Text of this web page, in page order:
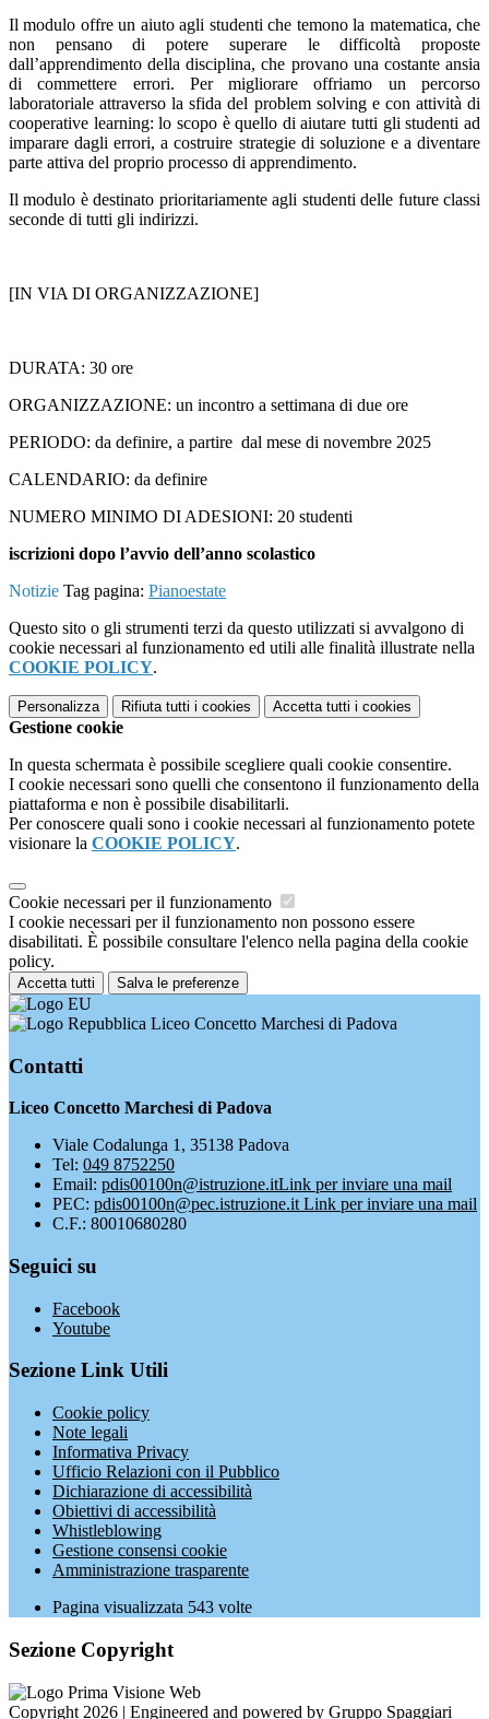
Il modulo offre un aiuto agli studenti che temono la matematica, che
non pensano di potere superare le difficoltà proposte
dall’apprendimento della disciplina, che provano una costante ansia
di commettere errori. Per migliorare offriamo un percorso
laboratoriale attraverso la sfida del problem solving e con attività di
cooperative learning: lo scopo è quello di aiutare tutti gli studenti ad
imparare dagli errori, a costruire strategie di soluzione e a diventare
parte attiva del proprio processo di apprendimento.
Il modulo è destinato prioritariamente agli studenti delle future classi
seconde di tutti gli indirizzi.
[IN VIA DI ORGANIZZAZIONE]
DURATA: 30 ore
ORGANIZZAZIONE: un incontro a settimana di due ore
PERIODO: da definire, a partire dal mese di novembre 2025
CALENDARIO: da definire
NUMERO MINIMO DI ADESIONI: 20 studenti
iscrizioni dopo l’avvio dell’anno scolastico
Notizie Tag pagina: Pianoestate
Questo sito o gli strumenti terzi da questo utilizzati si avvalgono di
cookie necessari al funzionamento ed utili alle finalità illustrate nella
COOKIE POLICY.
Personalizza Rifiuta tutti i cookies Accetta tutti i cookies
Gestione cookie
In questa schermata è possibile scegliere quali cookie consentire.
I cookie necessari sono quelli che consentono il funzionamento della
piattaforma e non è possibile disabilitarli.
Per conoscere quali sono i cookie necessari al funzionamento potete
visionare la COOKIE POLICY.
Cookie necessari per il funzionamento
I cookie necessari per il funzionamento non possono essere
disabilitati. È possibile consultare l'elenco nella pagina della cookie
policy.
Accetta tutti Salva le preferenze
Liceo Concetto Marchesi di Padova
Contatti
Liceo Concetto Marchesi di Padova
Viale Codalunga 1, 35138 Padova
Tel: 049 8752250
Email: pdis00100n@istruzione.itLink per inviare una mail
PEC: pdis00100n@pec.istruzione.it Link per inviare una mail
C.F.: 80010680280
Seguici su
Facebook
Youtube
Sezione Link Utili
Cookie policy
Note legali
Informativa Privacy
Ufficio Relazioni con il Pubblico
Dichiarazione di accessibilità
Obiettivi di accessibilità
Whistleblowing
Gestione consensi cookie
Amministrazione trasparente
Pagina visualizzata 543 volte
Sezione Copyright
Copyright 2026 | Engineered and powered by Gruppo Spaggiari